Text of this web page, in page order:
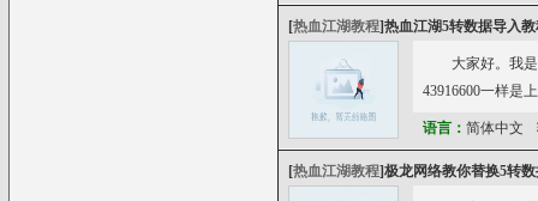
[热血江湖教程]热血江湖5转数据导入教
大家好。我
43916600一样是
语言： 简体中文
[热血江湖教程]极龙网络教你替换5转